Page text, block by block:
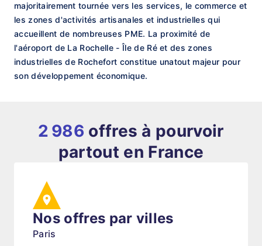
majoritairement tournée vers les services, le commerce et
les zones d'activités artisanales et industrielles qui
accueillent de nombreuses PME. La proximité de
l'aéroport de La Rochelle - Île de Ré et des zones
industrielles de Rochefort constitue unatout majeur pour
son développement économique.
2 986 offres à pourvoir
partout en France
Nos offres par villes
Paris